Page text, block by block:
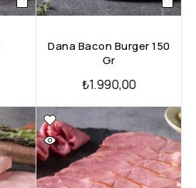
Dana Bacon Burger 150
Gr
₺1.990,00